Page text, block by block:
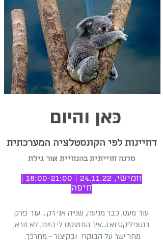
כּאן והיום
דחיינות לפי הקונסטלציה המערכתית
סדנה חוייתית בהנחיית אור גילת
חיפה
עוד מעט, כבר מגיעה, שנייה אני רק... עוד פרק
בנטפליקס ואז...איך התמוסס לי היום, לא נורא,
מחר ישר על הבוקר! ובקיצור - מחרכּך.